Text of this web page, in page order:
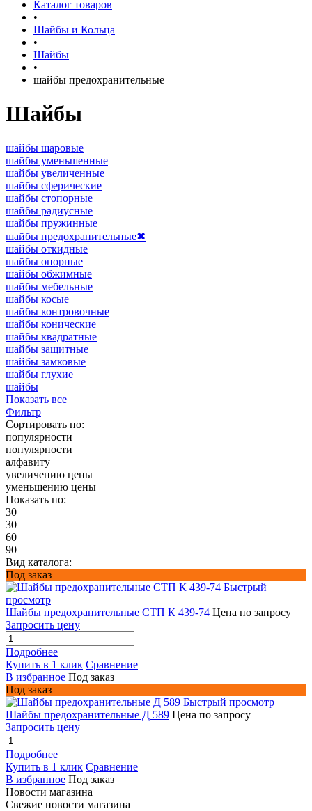
Каталог товаров
•
Шайбы и Кольца
•
Шайбы
•
шайбы предохранительные
Шайбы
шайбы шаровые
шайбы уменьшенные
шайбы увеличенные
шайбы сферические
шайбы стопорные
шайбы радиусные
шайбы пружинные
шайбы предохранительные✖
шайбы откидные
шайбы опорные
шайбы обжимные
шайбы мебельные
шайбы косые
шайбы контровочные
шайбы конические
шайбы квадратные
шайбы защитные
шайбы замковые
шайбы глухие
шайбы
Показать все
Фильтр
Сортировать по:
популярности
популярности
алфавиту
увеличению цены
уменьшению цены
Показать по:
30
30
60
90
Вид каталога:
Под заказ
Быстрый
просмотр
Шайбы предохранительные СТП К 439-74 Цена по запросу
Запросить цену
Подробнее
Купить в 1 клик Сравнение
В избранное Под заказ
Под заказ
Быстрый просмотр
Шайбы предохранительные Д 589 Цена по запросу
Запросить цену
Подробнее
Купить в 1 клик Сравнение
В избранное Под заказ
Новости магазина
Свежие новости магазина